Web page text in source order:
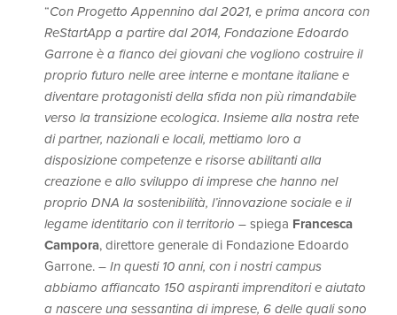
“Con Progetto Appennino dal 2021, e prima ancora con
ReStartApp a partire dal 2014, Fondazione Edoardo
Garrone è a fianco dei giovani che vogliono costruire il
proprio futuro nelle aree interne e montane italiane e
diventare protagonisti della sfida non più rimandabile
verso la transizione ecologica. Insieme alla nostra rete
di partner, nazionali e locali, mettiamo loro a
disposizione competenze e risorse abilitanti alla
creazione e allo sviluppo di imprese che hanno nel
proprio DNA la sostenibilità, l’innovazione sociale e il
legame identitario con il territorio –spiega Francesca
Campora, direttore generale di Fondazione Edoardo
Garrone. –In questi 10 anni, con i nostri campus
abbiamo affiancato 150 aspiranti imprenditori e aiutato
a nascere una sessantina di imprese, 6 delle quali sono